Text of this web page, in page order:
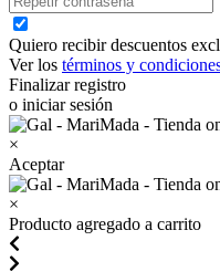
Quiero recibir descuentos
Ver los términos y
Finalizar registro
o iniciar sesión
×
Aceptar
×
Producto agregado a carrito